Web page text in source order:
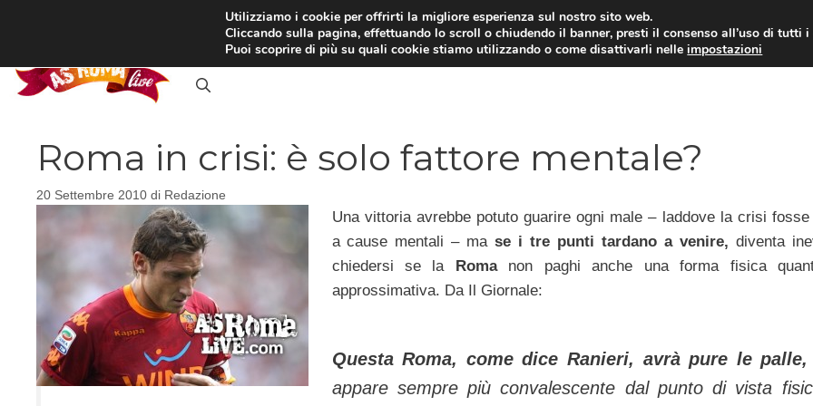
RASSEGNA STAMPA INTERVISTE CALCIOMERCATO CAMPIONATO
Roma in crisi: è solo fattore mentale?
20 Settembre 2010 di Redazione
Una vittoria avrebbe potuto guarire ogni male – laddove la crisi fosse
a cause mentali – mase i tre punti tardano a venire, diventa
chiedersi se la
Roma non paghi anche una forma fisica
approssimativa. Da Il Giornale:
Questa Roma, come dice Ranieri, avrà pure le palle,
appare sempre più convalescente dal punto di vista
Utilizziamo i cookie per offrirti la migliore esperienza sul nostro sito web.
Cliccando sulla pagina, effettuando lo scroll o chiudendo il banner, presti il consenso all’uso di tutti i
Puoi scoprire di più su quali cookie stiamo utilizzando o come disattivarli nelleimpostazioni